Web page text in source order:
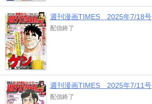
週刊漫画TIMES 2025年7/18号
配信終了
週刊漫画TIMES 2025年7/11号
配信終了